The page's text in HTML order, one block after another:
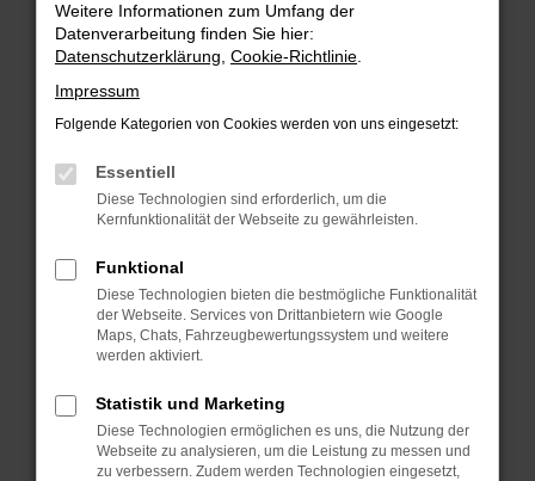
Überprüfe deine Firewall und deine
Internetverbindung.
Laden andere Webseiten, zum Beispiel deine
Suchmaschine?
Prüfe deine Browsererweiterungen.
Manche Erweiterungen, wie Werbeblocker,
können das Laden bestimmter Seiten
verhindern. Funktioniert die Seite in einem
Fenster?
Starte dein Gerät neu.
Das kann manchmal helfen, vorübergehende
Probleme zu beheben.
Betriebssystem auf dem neuesten Stand
sind.
Veraltete Software birgt nicht nur ein
Weitere Informationen zum Umfang der
Datenverarbeitung finden Sie hier:
Datenschutzerklärung Cookie-Richtlinie
Impressum
Folgende Kategorien von Cookies werden von uns eingesetzt:
Essentiell
Diese Technologien sind erforderlich, um die
Kernfunktionalität der Webseite zu gewährleisten.
Funktional
Diese Technologien bieten die bestmögliche Funktionalität
der Webseite. Services von Drittanbietern wie Google
Maps, Chats, Fahrzeugbewertungssystem und weitere
werden aktiviert.
Statistik und Marketing
Diese Technologien ermöglichen es uns, die Nutzung der
Webseite zu analysieren, um die Leistung zu messen und
zu verbessern. Zudem werden Technologien eingesetzt,